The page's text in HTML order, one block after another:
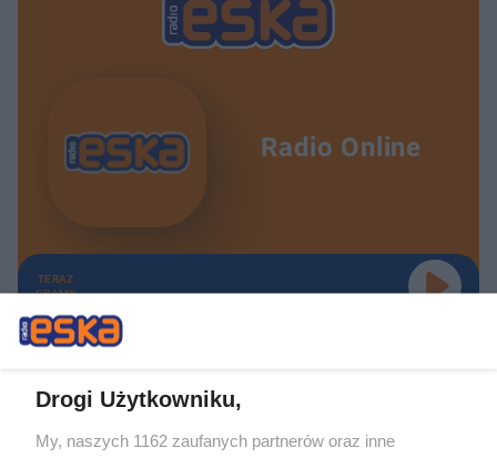
Radio Online
TERAZ
GRAMY
Żaden utwór zamieszczony w serwisie nie może być powielany i
Drogi Użytkowniku,
My, naszych 1162 zaufanych partnerów oraz inne